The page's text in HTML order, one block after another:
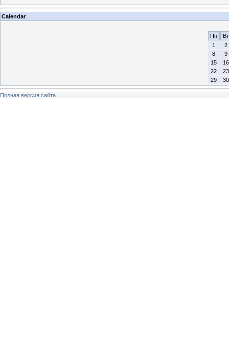
Calendar
Пн
Вт
1
2
8
9
15
16
22
23
29
30
Полная версия сайта